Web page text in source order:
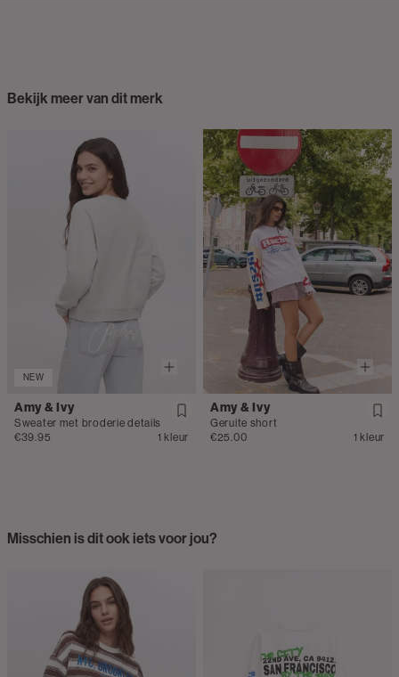
Bekijk meer van dit merk
NEW
Amy & Ivy
Sweater met broderie details
€39.95
1 kleur
Amy & Ivy
Geruite short
€25.00
1 kleur
Misschien is dit ook iets voor jou?